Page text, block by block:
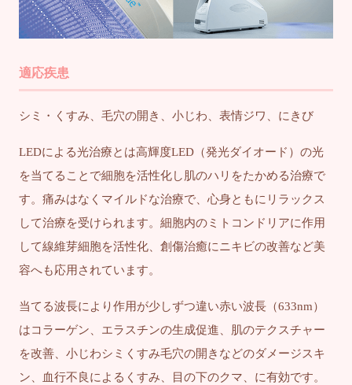
適応疾患
シミ・くすみ、毛穴の開き、小じわ、表情ジワ、にきび
LEDによる光治療とは高輝度LED（発光ダイオード）の光
を当てることで細胞を活性化し肌のハリをたかめる治療で
す。痛みはなくマイルドな治療で、心身ともにリラックス
して治療を受けられます。細胞内のミトコンドリアに作用
して線維芽細胞を活性化、創傷治癒にニキビの改善など美
容へも応用されています。
当てる波長により作用が少しずつ違い赤い波長（633nm）
はコラーゲン、エラスチンの生成促進、肌のテクスチャー
を改善、小じわシミくすみ毛穴の開きなどのダメージスキ
ン、血行不良によるくすみ、目の下のクマ、に有効です。